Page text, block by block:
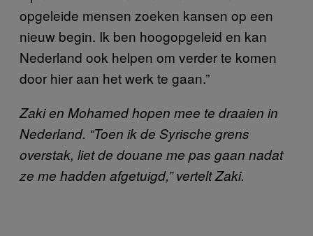
opgeleide mensen zoeken kansen op een
nieuw begin. Ik ben hoogopgeleid en kan
Nederland ook helpen om verder te komen
door hier aan het werk te gaan.”
Zaki en Mohamed hopen mee te draaien in
Nederland. “Toen ik de Syrische grens
overstak, liet de douane me pas gaan nadat
ze me hadden afgetuigd,” vertelt Zaki.